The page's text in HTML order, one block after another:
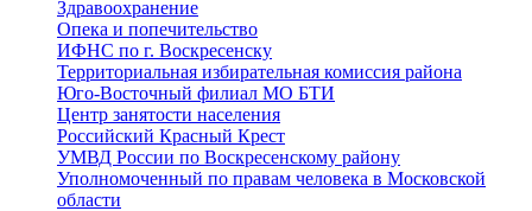
Здравоохранение
Опека и попечительство
ИФНС по г. Воскресенску
Территориальная избирательная комиссия района
Юго-Восточный филиал МО БТИ
Центр занятости населения
Российский Красный Крест
УМВД России по Воскресенскому району
Уполномоченный по правам человека в Московской
области